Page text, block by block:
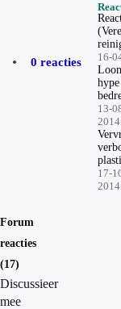
16-
hype
voor
milieu
13-
2014
tasjes
17-
2014
0 reacties
Forum
reacties
(17)
Discussieer
mee